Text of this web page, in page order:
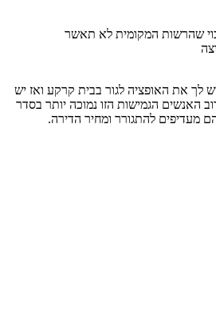
שהרשות המקומית לא תאשר
לך את האופציה לגור בבית קרקע ואז יש
האנשים הגמישות הזו נמוכה יותר בסדר
מעדיפים להתגורר ומחיר הדירה.